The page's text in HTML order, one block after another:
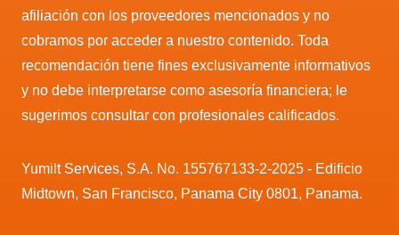
afiliación con los proveedores mencionados y no
cobramos por acceder a nuestro contenido. Toda
recomendación tiene fines exclusivamente informativos
y no debe interpretarse como asesoría financiera; le
sugerimos consultar con profesionales calificados.
Yumilt Services, S.A. No. 155767133-2-2025 - Edificio
Midtown, San Francisco, Panama City 0801, Panama.